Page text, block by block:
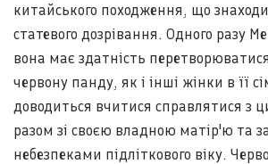
китайського походження, що
статевого дозрівання. Одного разу
вона має здатність
червону панду, як і інші жінки в її
доводиться вчитися справлятися з
разом зі своєю владною матір'ю та
небезпеками підліткового віку.